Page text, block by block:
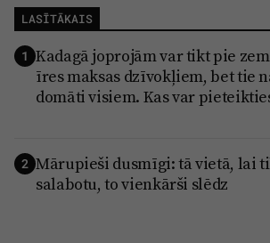
LASĪTĀKAIS
1 Kadagā joprojām var tikt pie
īres maksas dzīvokļiem, bet tie
domāti visiem. Kas var
2 Mārupieši dusmīgi: tā vietā, lai
salabotu, to vienkārši slēdz